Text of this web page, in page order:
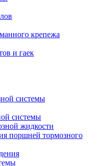
крепежа
и гаек
системы
системы
жидкости
поршней тормозного